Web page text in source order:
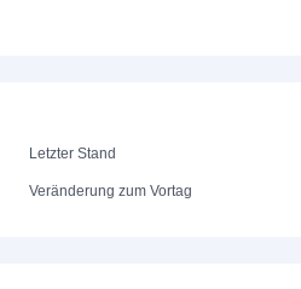
Letzter Stand
Veränderung zum Vortag